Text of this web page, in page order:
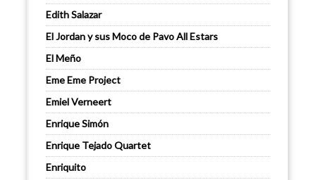
Edith Salazar
El Jordan y sus Moco de Pavo All Estars
El Meño
Eme Eme Project
Emiel Verneert
Enrique Simón
Enrique Tejado Quartet
Enriquito